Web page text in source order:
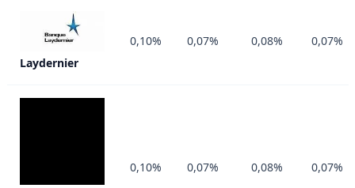
Laydernier
0,10% 0,07% 0,08% 0,07%
0,10% 0,07% 0,08% 0,07%